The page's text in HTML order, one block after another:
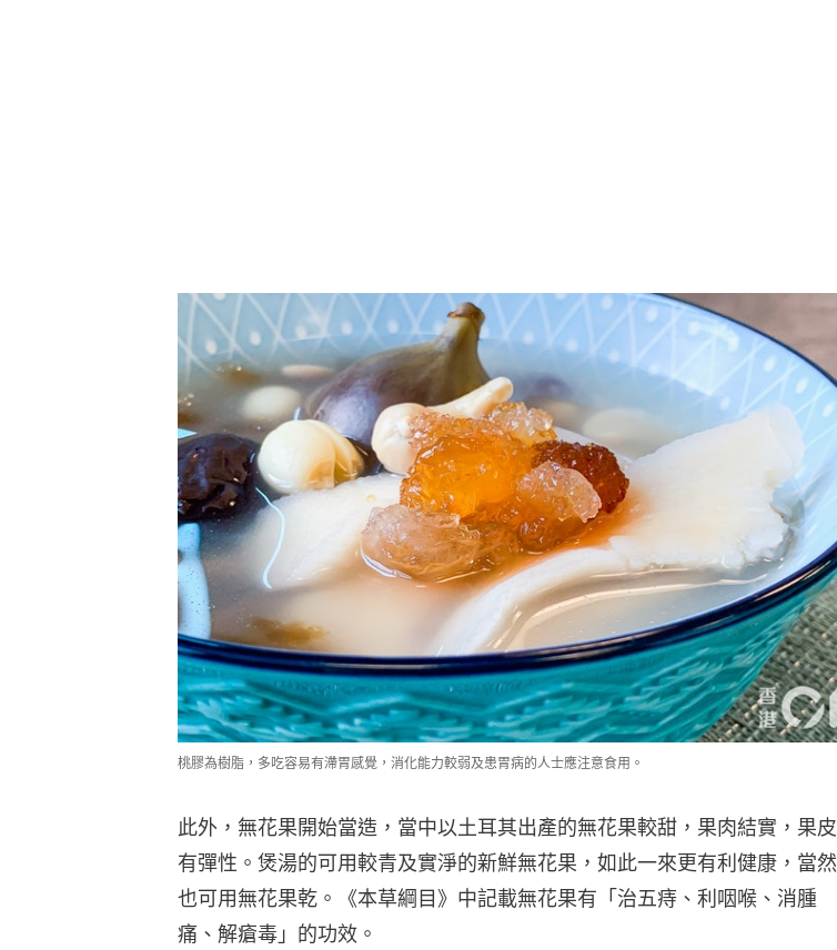
桃膠為樹脂，多吃容易有滯胃感覺，消化能力較弱及患胃病的人士應注意食用。
此外，無花果開始當造，當中以土耳其出產的無花果較甜，果肉結實，果皮
有彈性。煲湯的可用較青及實淨的新鮮無花果，如此一來更有利健康，當然
也可用無花果乾。《本草綱目》中記載無花果有「治五痔、利咽喉、消腫
痛、解瘡毒」的功效。